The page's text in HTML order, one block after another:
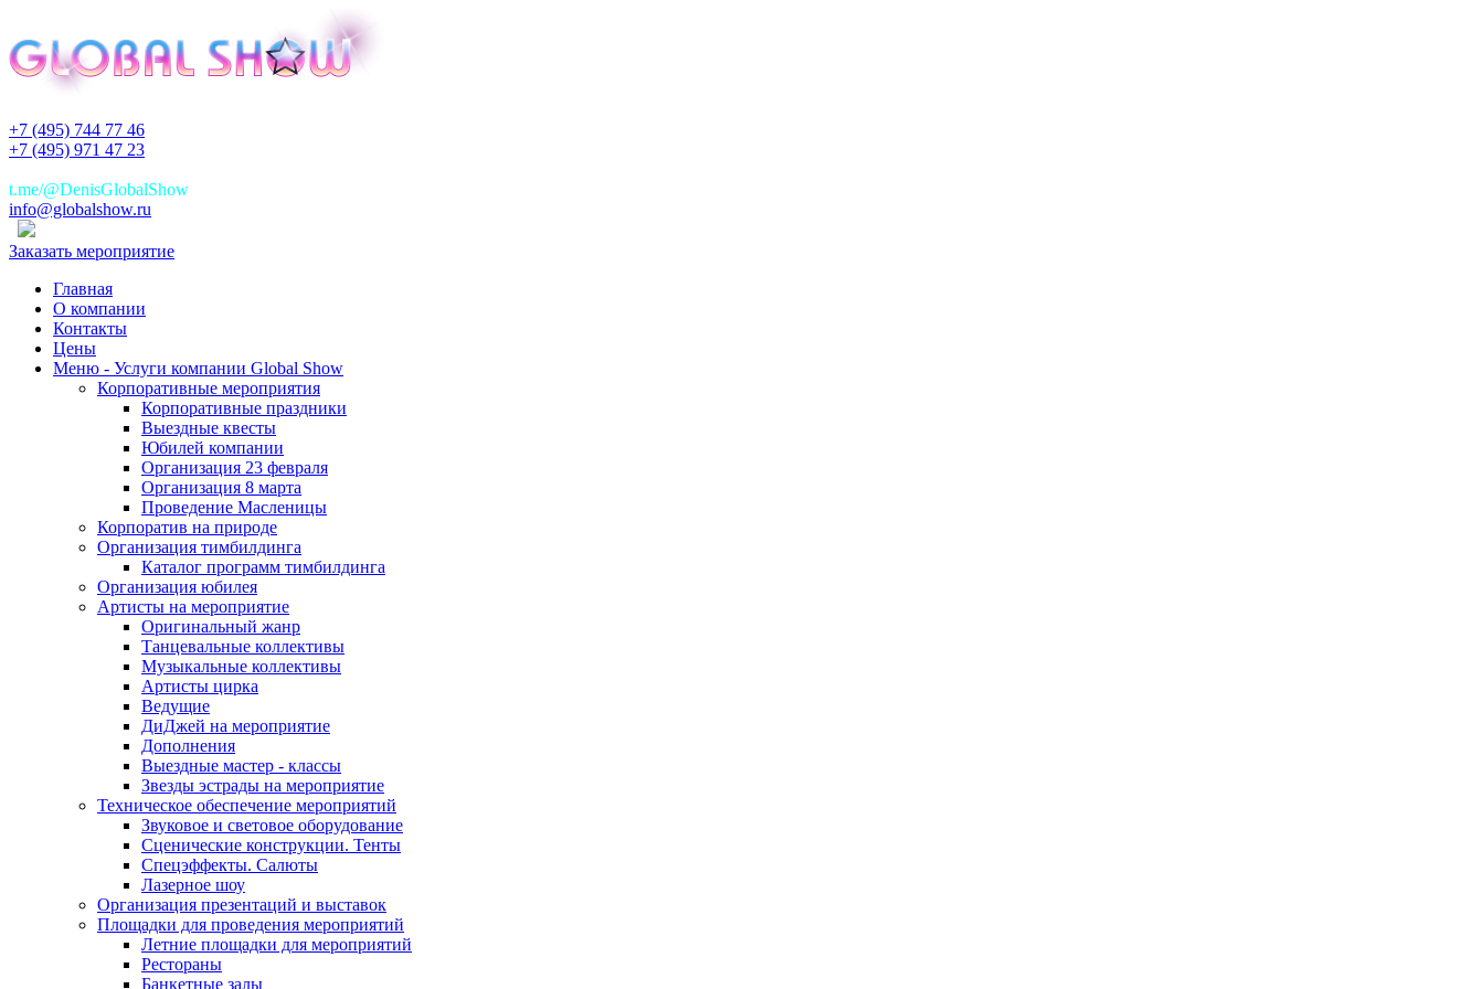
+7 (495) 744 77 46
+7 (495) 971 47 23
t.me/@DenisGlobalShow
info@globalshow.ru
Заказать мероприятие
Главная
О компании
Контакты
Цены
Меню - Услуги компании Global Show
Корпоративные мероприятия
Корпоративные праздники
Выездные квесты
Юбилей компании
Организация 23 февраля
Организация 8 марта
Проведение Масленицы
Корпоратив на природе
Организация тимбилдинга
Каталог программ тимбилдинга
Организация юбилея
Артисты на мероприятие
Оригинальный жанр
Танцевальные коллективы
Музыкальные коллективы
Артисты цирка
Ведущие
ДиДжей на мероприятие
Дополнения
Выездные мастер - классы
Звезды эстрады на мероприятие
Техническое обеспечение мероприятий
Звуковое и световое оборудование
Сценические конструкции. Тенты
Спецэффекты. Салюты
Лазерное шоу
Организация презентаций и выставок
Площадки для проведения мероприятий
Летние площадки для мероприятий
Рестораны
Банкетные залы